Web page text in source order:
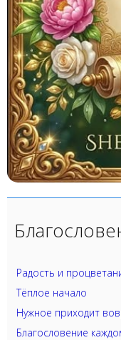
Радость и
Тёплое начало
Нужное приходит
Благословение